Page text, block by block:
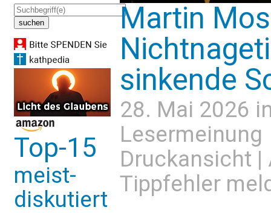
Top-15
meist-
diskutiert
Martin
sinkende
28. Mai 2026
Lesermeinung
Druckansicht |
Tippfehler